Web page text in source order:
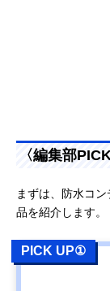
〈編集部
まずは、防水コ
品を紹介します。
PICK UP①